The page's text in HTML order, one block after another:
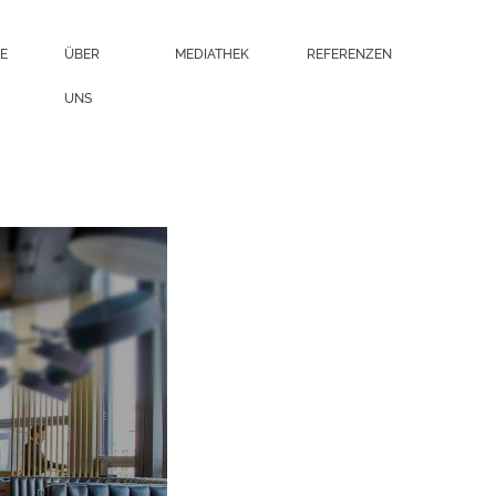
ÜBER
UNS
MEDIATHEK REFERENZEN